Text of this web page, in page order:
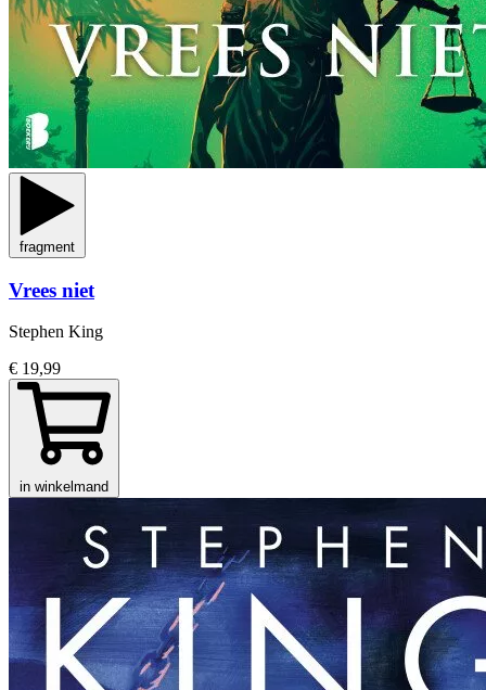
fragment
Vrees niet
Stephen King
€ 19,99
in winkelmand